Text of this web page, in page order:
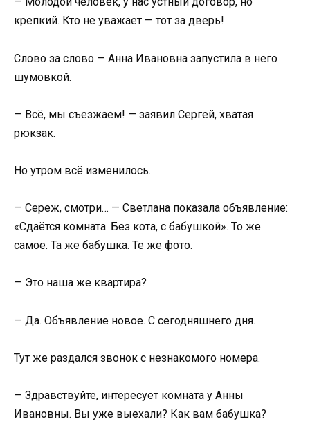
крепкий. Кто не уважает — тот за дверь!
Слово за слово — Анна Ивановна запустила в него
шумовкой.
— Всё, мы съезжаем! — заявил Сергей, хватая
рюкзак.
Но утром всё изменилось.
— Сереж, смотри… — Светлана показала объявление:
«Сдаётся комната. Без кота, с бабушкой». То же
самое. Та же бабушка. Те же фото.
— Это наша же квартира?
— Да. Объявление новое. С сегодняшнего дня.
Тут же раздался звонок с незнакомого номера.
— Здравствуйте, интересует комната у Анны
Ивановны. Вы уже выехали? Как вам бабушка?